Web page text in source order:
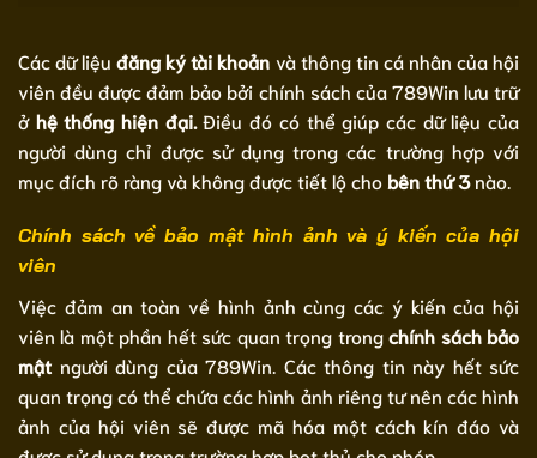
Các dữ liệuđăng ký tài khoản và thông tin cá nhân của hội
viên đều được đảm bảo bởi chính sách của 789Win lưu trữ
ở hệ thống hiện đại.Điều đó có thể giúp các dữ liệu của
người dùng chỉ được sử dụng trong các trường hợp với
mục đích rõ ràng và không được tiết lộ cho bên thứ 3nào.
Chính sách về bảo mật hình ảnh và ý kiến của hội
viên
Việc đảm an toàn về hình ảnh cùng các ý kiến của hội
viên là một phần hết sức quan trọng trongchính sách bảo
mật người dùng của 789Win. Các thông tin này hết sức
quan trọng có thể chứa các hình ảnh riêng tư nên các hình
ảnh của hội viên sẽ được mã hóa một cách kín đáo và